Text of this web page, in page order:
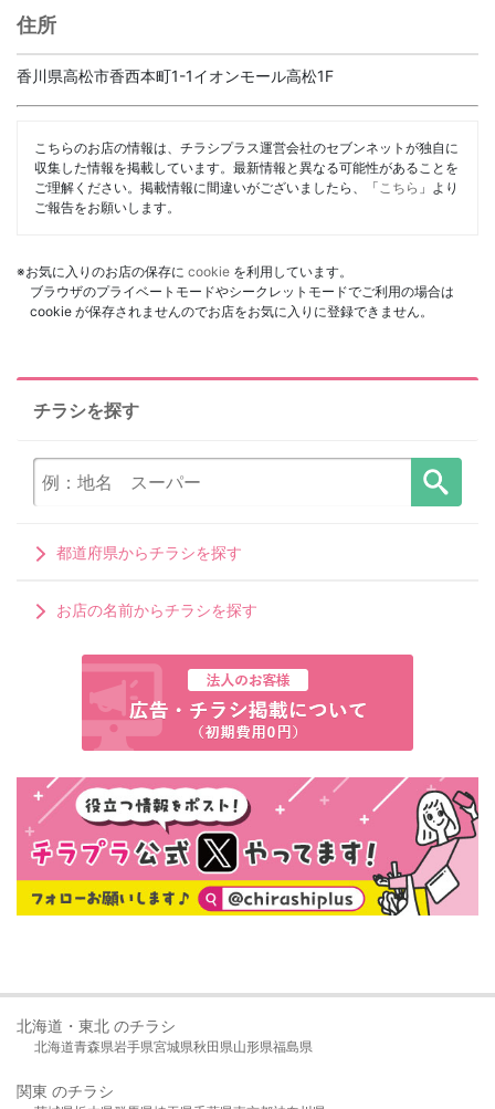
住所
香川県高松市香西本町1-1イオンモール高松1F
こちらのお店の情報は、チラシプラス運営会社のセブンネットが独自に
収集した情報を掲載しています。最新情報と異なる可能性があることを
ご理解ください。掲載情報に間違いがございましたら、「 こちら 」より
ご報告をお願いします。
※お気に入りのお店の保存に cookie を利用しています。
ブラウザのプライベートモードやシークレットモードでご利用の場合は
cookie が保存されませんのでお店をお気に入りに登録できません。
チラシを探す
都道府県からチラシを探す
お店の名前からチラシを探す
北海道・東北 のチラシ
北海道青森県岩手県宮城県秋田県山形県福島県
関東 のチラシ